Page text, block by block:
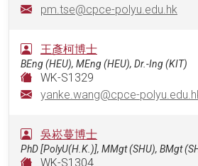
pm.tse@cpce-polyu.edu.hk
王彥柯博士
BEng (HEU), MEng (HEU), Dr.-Ing (KIT)
WK-S1329
yanke.wang@cpce-
吳崧蔓博士
PhD [PolyU(H.K.)], MMgt (SHU), BMgt
WK-S1304